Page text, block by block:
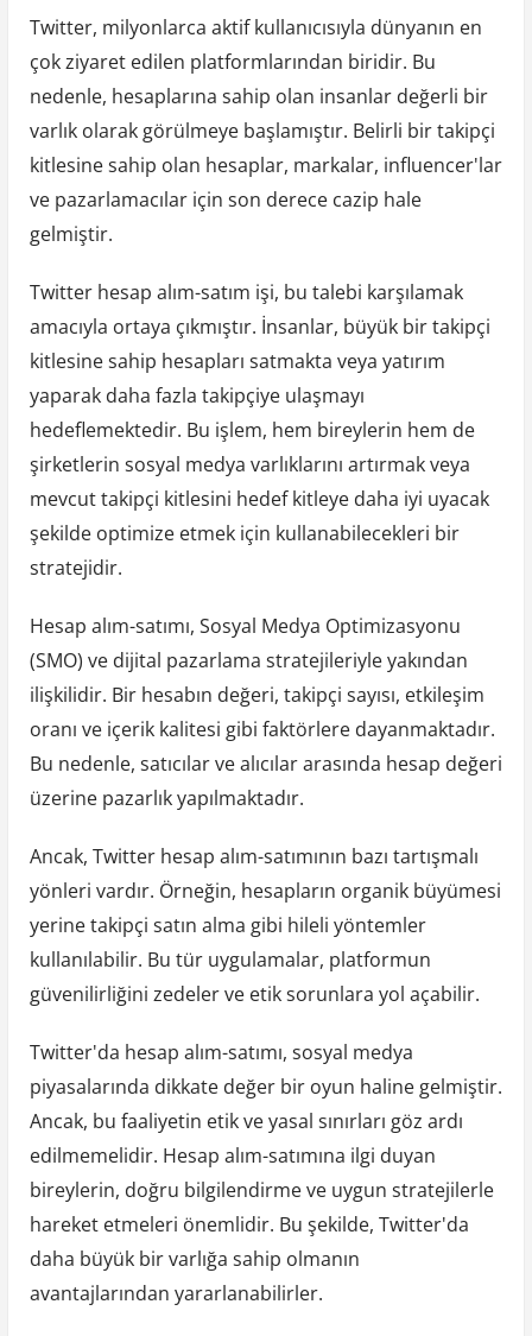
Twitter, milyonlarca aktif kullanıcısıyla dünyanın en
çok ziyaret edilen platformlarından biridir. Bu
nedenle, hesaplarına sahip olan insanlar değerli bir
varlık olarak görülmeye başlamıştır. Belirli bir takipçi
kitlesine sahip olan hesaplar, markalar, influencer'lar
ve pazarlamacılar için son derece cazip hale
gelmiştir.
Twitter hesap alım-satım işi, bu talebi karşılamak
amacıyla ortaya çıkmıştır. İnsanlar, büyük bir takipçi
kitlesine sahip hesapları satmakta veya yatırım
yaparak daha fazla takipçiye ulaşmayı
hedeflemektedir. Bu işlem, hem bireylerin hem de
şirketlerin sosyal medya varlıklarını artırmak veya
mevcut takipçi kitlesini hedef kitleye daha iyi uyacak
şekilde optimize etmek için kullanabilecekleri bir
stratejidir.
Hesap alım-satımı, Sosyal Medya Optimizasyonu
(SMO) ve dijital pazarlama stratejileriyle yakından
ilişkilidir. Bir hesabın değeri, takipçi sayısı, etkileşim
oranı ve içerik kalitesi gibi faktörlere dayanmaktadır.
Bu nedenle, satıcılar ve alıcılar arasında hesap değeri
üzerine pazarlık yapılmaktadır.
Ancak, Twitter hesap alım-satımının bazı tartışmalı
yönleri vardır. Örneğin, hesapların organik büyümesi
yerine takipçi satın alma gibi hileli yöntemler
kullanılabilir. Bu tür uygulamalar, platformun
güvenilirliğini zedeler ve etik sorunlara yol açabilir.
Twitter'da hesap alım-satımı, sosyal medya
piyasalarında dikkate değer bir oyun haline gelmiştir.
Ancak, bu faaliyetin etik ve yasal sınırları göz ardı
edilmemelidir. Hesap alım-satımına ilgi duyan
bireylerin, doğru bilgilendirme ve uygun stratejilerle
hareket etmeleri önemlidir. Bu şekilde, Twitter'da
daha büyük bir varlığa sahip olmanın
avantajlarından yararlanabilirler.